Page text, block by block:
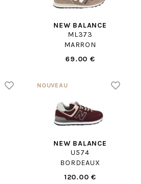
NEW BALANCE
ML373
MARRON
69.00 €
NEW BALANCE
U574
BORDEAUX
120.00 €